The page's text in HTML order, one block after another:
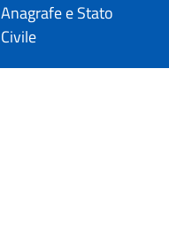
Anagrafe e Stato
Civile